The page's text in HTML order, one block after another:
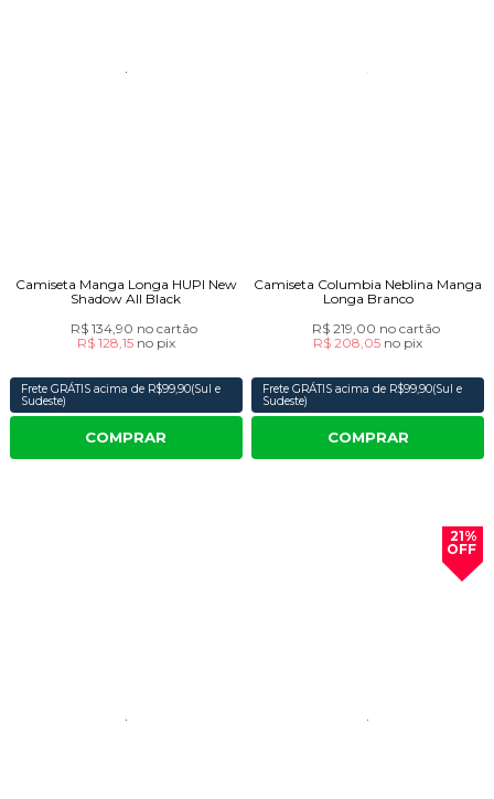
Camiseta Manga Longa HUPI New
Shadow All Black
R$ 134,90 no cartão
R$ 128,15 no pix
Frete GRÁTIS acima de R$99,90(Sul e
Sudeste)
COMPRAR
Camiseta Columbia Neblina Manga
Longa Branco
R$ 219,00 no cartão
R$ 208,05 no pix
Frete GRÁTIS acima de R$99,90(Sul e
Sudeste)
COMPRAR
21%
OFF